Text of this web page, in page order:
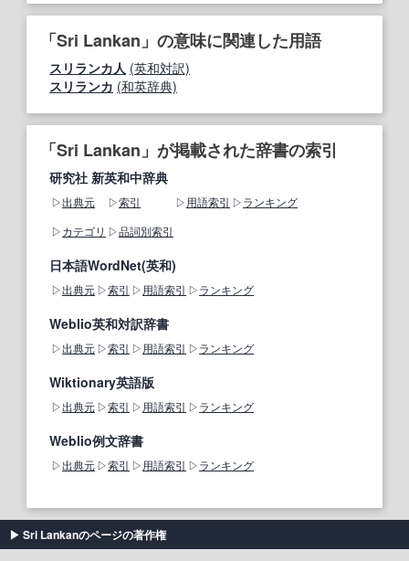
「Sri Lankan」の意味に関連した用語
スリランカ人 (英和対訳)
スリランカ (和英辞典)
「Sri Lankan」が掲載された辞書の索引
研究社 新英和中辞典
出典元 索引 用語索引
ランキング
カテゴリ
品詞別索引
日本語WordNet(英和)
出典元 索引 用語索引 ランキング
Weblio英和対訳辞書
出典元 索引 用語索引 ランキング
Wiktionary英語版
出典元 索引 用語索引 ランキング
Weblio例文辞書
出典元 索引 用語索引 ランキング
Sri Lankanのページの著作権